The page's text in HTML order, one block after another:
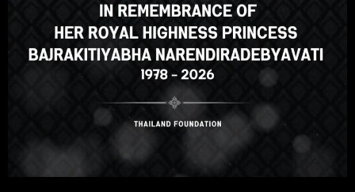
Select your language
English ภาษาไทย
Korean German
Chinese
ខ្មែរ